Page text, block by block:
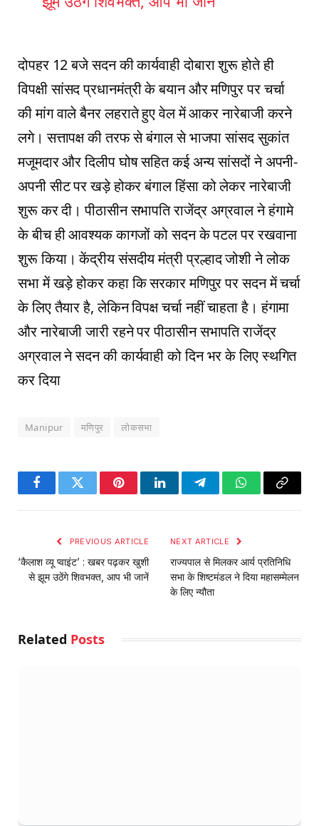
दोपहर 12 बजे सदन की कार्यवाही दोबारा शुरू होते ही
विपक्षी सांसद प्रधानमंत्री के बयान और मणिपुर पर चर्चा
की मांग वाले बैनर लहराते हुए वेल में आकर नारेबाजी करने
लगे। सत्तापक्ष की तरफ से बंगाल से भाजपा सांसद सुकांत
मजूमदार और दिलीप घोष सहित कई अन्य सांसदों ने अपनी-
अपनी सीट पर खड़े होकर बंगाल हिंसा को लेकर नारेबाजी
शुरू कर दी। पीठासीन सभापति राजेंद्र अग्रवाल ने हंगामे
के बीच ही आवश्यक कागजों को सदन के पटल पर रखवाना
शुरू किया। केंद्रीय संसदीय मंत्री प्रल्हाद जोशी ने लोक
सभा में खड़े होकर कहा कि सरकार मणिपुर पर सदन में चर्चा
के लिए तैयार है, लेकिन विपक्ष चर्चा नहीं चाहता है। हंगामा
और नारेबाजी जारी रहने पर पीठासीन सभापति राजेंद्र
अग्रवाल ने सदन की कार्यवाही को दिन भर के लिए स्थगित
कर दिया
Manipur मणिपुर लोकसभा
FacebookTwitter PinterestLinkedInTelegramWhatsApp
Copy
PREVIOUS ARTICLE
‘कैलाश व्यू प्वाइंट’ : खबर पढ़कर खुशी
से झूम उठेंगे शिवभक्त, आप भी जानें
NEXT ARTICLE
राज्यपाल से मिलकर आर्य प्रतिनिधि
सभा के शिष्टमंडल ने दिया महासम्मेलन
के लिए न्यौता
Related Posts